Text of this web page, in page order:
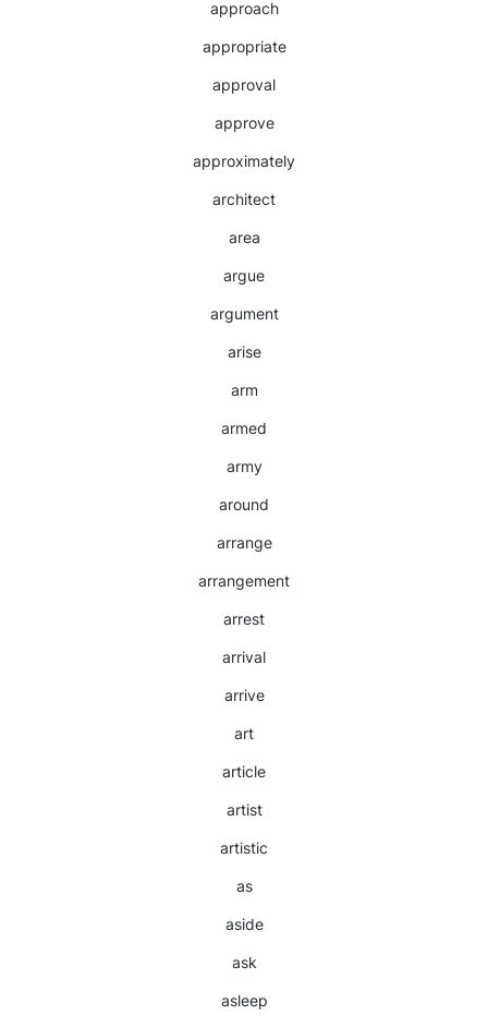
approach
appropriate
approval
approve
approximately
architect
area
argue
argument
arise
arm
armed
army
around
arrange
arrangement
arrest
arrival
arrive
art
article
artist
artistic
as
aside
ask
asleep